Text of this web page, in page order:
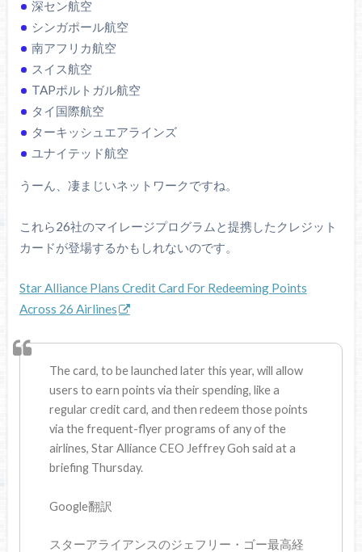
深セン航空
シンガポール航空
南アフリカ航空
スイス航空
TAPポルトガル航空
タイ国際航空
ターキッシュエアラインズ
ユナイテッド航空
うーん、凄まじいネットワークですね。
これら26社のマイレージプログラムと提携したクレジット
カードが登場するかもしれないのです。
Star Alliance Plans Credit Card For Redeeming Points
Across 26 Airlines
The card, to be launched later this year, will allow
users to earn points via their spending, like a
regular credit card, and then redeem those points
via the frequent-flyer programs of any of the
airlines, Star Alliance CEO Jeffrey Goh said at a
briefing Thursday.
Google翻訳
スターアライアンスのジェフリー・ゴー最高経